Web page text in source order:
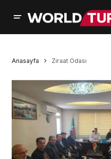
Anasayfa Ziraat Odası